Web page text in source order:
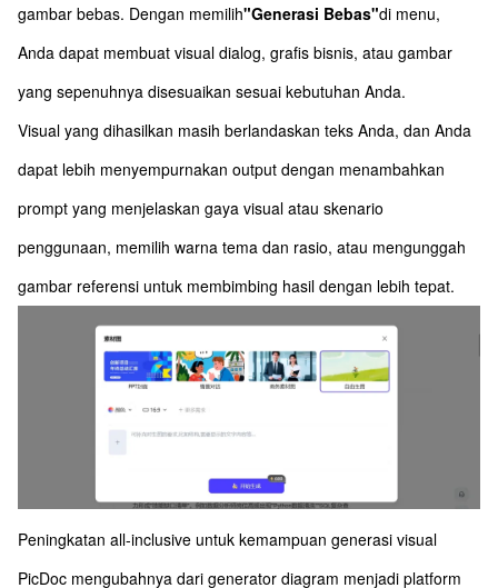
gambar bebas. Dengan memilih"Generasi Bebas"di menu,
Anda dapat membuat visual dialog, grafis bisnis, atau gambar
yang sepenuhnya disesuaikan sesuai kebutuhan Anda.
Visual yang dihasilkan masih berlandaskan teks Anda, dan Anda
dapat lebih menyempurnakan output dengan menambahkan
prompt yang menjelaskan gaya visual atau skenario
penggunaan, memilih warna tema dan rasio, atau mengunggah
gambar referensi untuk membimbing hasil dengan lebih tepat.
Peningkatan all-inclusive untuk kemampuan generasi visual
PicDoc mengubahnya dari generator diagram menjadi platform